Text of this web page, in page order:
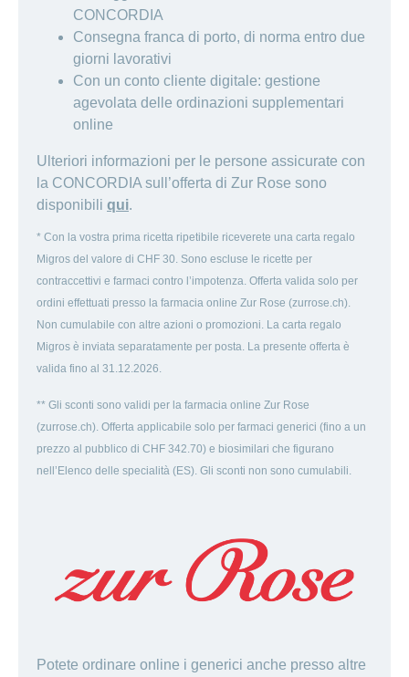
CONCORDIA
Consegna franca di porto, di norma entro due
giorni lavorativi
Con un conto cliente digitale: gestione
agevolata delle ordinazioni supplementari
online
Ulteriori informazioni per le persone assicurate con
la CONCORDIA sull’offerta di Zur Rose sono
disponibili qui.
* Con la vostra prima ricetta ripetibile riceverete una carta regalo
Migros del valore di CHF 30. Sono escluse le ricette per
contraccettivi e farmaci contro l’impotenza. Offerta valida solo per
ordini effettuati presso la farmacia online Zur Rose (zurrose.ch).
Non cumulabile con altre azioni o promozioni. La carta regalo
Migros è inviata separatamente per posta. La presente offerta è
valida fino al 31.12.2026.
** Gli sconti sono validi per la farmacia online Zur Rose
(zurrose.ch). Offerta applicabile solo per farmaci generici (fino a un
prezzo al pubblico di CHF 342.70) e biosimilari che figurano
nell’Elenco delle specialità (ES). Gli sconti non sono cumulabili.
Potete ordinare online i generici anche presso altre